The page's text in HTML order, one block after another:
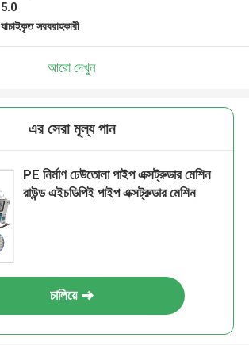
5.0
যাচাইকৃত সরবরাহকারী
আরো দেখুন
এর সেরা মূল্য পান
PE নির্মাণ ঢেউতোলা পাইপ এক্সট্রুডার মেশিন
রাউন্ড এইচডিপিই পাইপ এক্সট্রুডার মেশিন
চালিয়ে